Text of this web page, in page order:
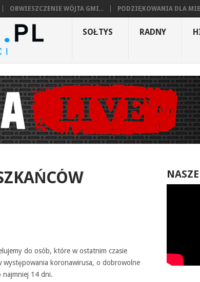
OBWIESZCZENIE WÓJTA GMI... PODZIĘKOWANIA DLA
SOŁTYS RADNY
do osób, które w ostatnim czasie
występowania koronawirusa, o dobrowolne
najmniej 14 dni.